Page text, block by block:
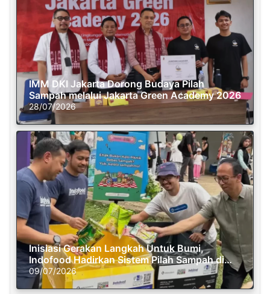
IMM DKI Jakarta Dorong Budaya Pilah
Sampah melalui Jakarta Green Academy 2026
28/07/2026
Inisiasi Gerakan Langkah Untuk Bumi,
Indofood Hadirkan Sistem Pilah Sampah di
Semasa Piknik
09/07/2026